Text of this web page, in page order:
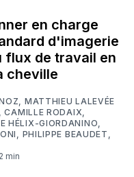
en charge
d'imagerie
flux de travail en
cheville
, MATTHIEU LALEVÉE
,CAMILLE RODAIX,
HÉLIX-GIORDANINO,
, PHILIPPE BEAUDET ,
min